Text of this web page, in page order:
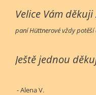
Velice Vám
paní Hüttnerové vždy potěší
Ještě jednou
- Alena V.